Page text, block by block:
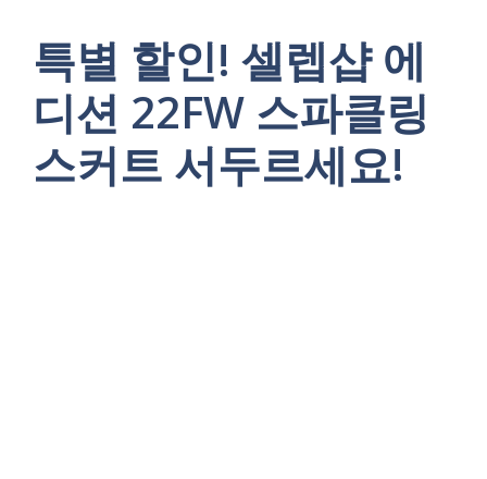
특별 할인! 셀렙샵 에
디션 22FW 스파클링
스커트 서두르세요!